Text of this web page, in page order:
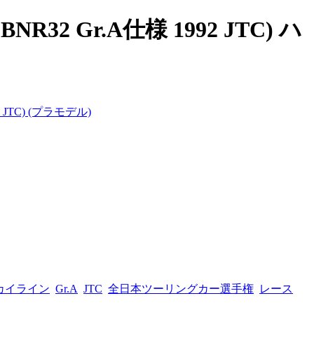
Gr.A仕様 1992 JTC) ハ
(プラモデル)
イライン Gr.A JTC 全日本ツーリングカー選手権 レース